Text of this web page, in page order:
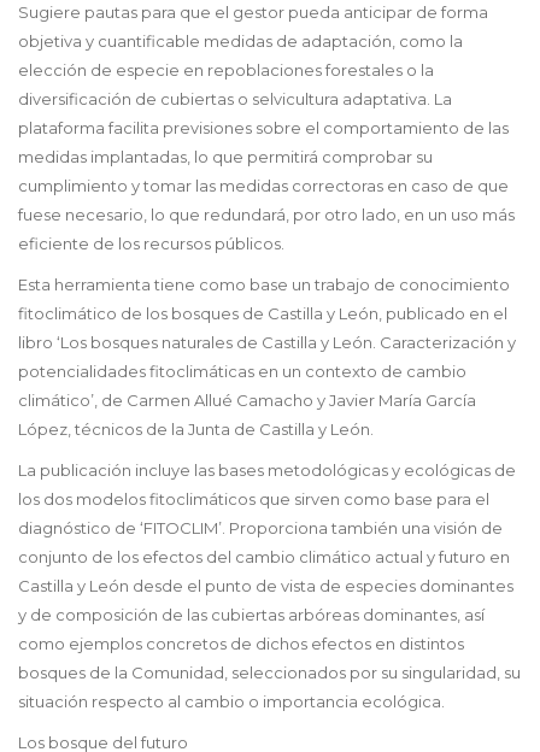
Sugiere pautas para que el gestor pueda anticipar de forma
objetiva y cuantificable medidas de adaptación, como la
elección de especie en repoblaciones forestales o la
diversificación de cubiertas o selvicultura adaptativa. La
plataforma facilita previsiones sobre el comportamiento de las
medidas implantadas, lo que permitirá comprobar su
cumplimiento y tomar las medidas correctoras en caso de que
fuese necesario, lo que redundará, por otro lado, en un uso más
eficiente de los recursos públicos.
Esta herramienta tiene como base un trabajo de conocimiento
fitoclimático de los bosques de Castilla y León, publicado en el
libro ‘Los bosques naturales de Castilla y León. Caracterización y
potencialidades fitoclimáticas en un contexto de cambio
climático’, de Carmen Allué Camacho y Javier María García
López, técnicos de la Junta de Castilla y León.
La publicación incluye las bases metodológicas y ecológicas de
los dos modelos fitoclimáticos que sirven como base para el
diagnóstico de ‘FITOCLIM’. Proporciona también una visión de
conjunto de los efectos del cambio climático actual y futuro en
Castilla y León desde el punto de vista de especies dominantes
y de composición de las cubiertas arbóreas dominantes, así
como ejemplos concretos de dichos efectos en distintos
bosques de la Comunidad, seleccionados por su singularidad, su
situación respecto al cambio o importancia ecológica.
Los bosque del futuro